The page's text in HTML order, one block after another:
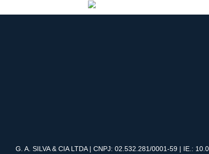
G. A. SILVA & CIA LTDA | CNPJ: 02.532.281/0001-59 | IE.: